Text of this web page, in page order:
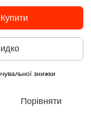
Купити
знижки
Порівняти